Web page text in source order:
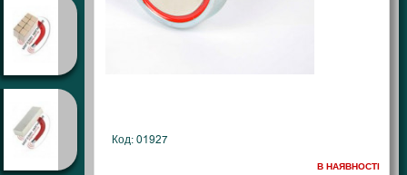
Код: 01927
В НАЯВНОСТІ